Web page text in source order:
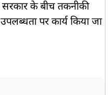
सरकार के बीच तकनीकी
पर कार्य किया जा